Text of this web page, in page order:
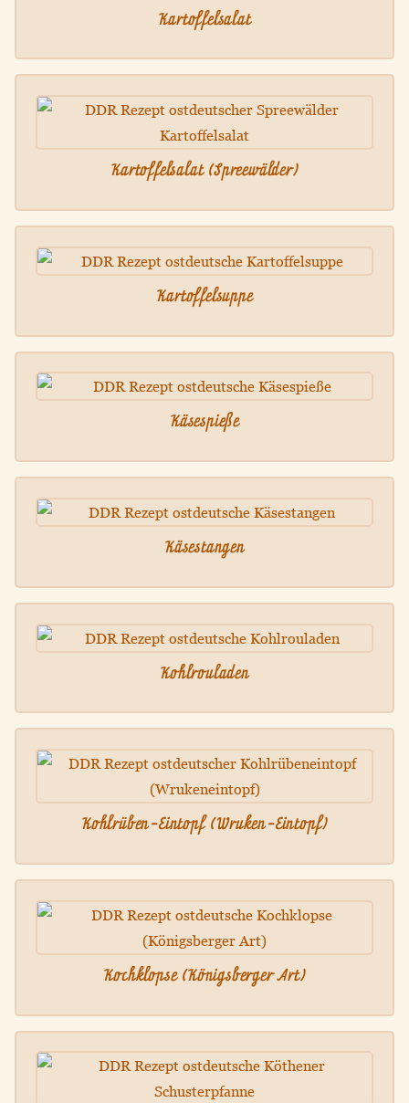
Kartoffelsalat
Kartoffelsalat (Spreewälder)
Kartoffelsuppe
Käsespieße
Käsestangen
Kohlrouladen
Kohlrüben-Eintopf (Wruken-Eintopf)
Kochklopse (Königsberger Art)